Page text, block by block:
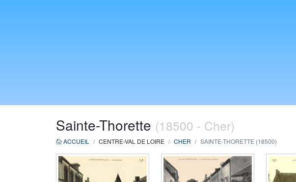
Sainte-Thorette (18500 - Cher)
ACCUEIL CENTRE-VAL DE LOIRE CHER SAINTE-THORETTE (18500)